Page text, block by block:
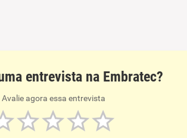
entrevista na Embratec?
Avalie agora essa entrevista